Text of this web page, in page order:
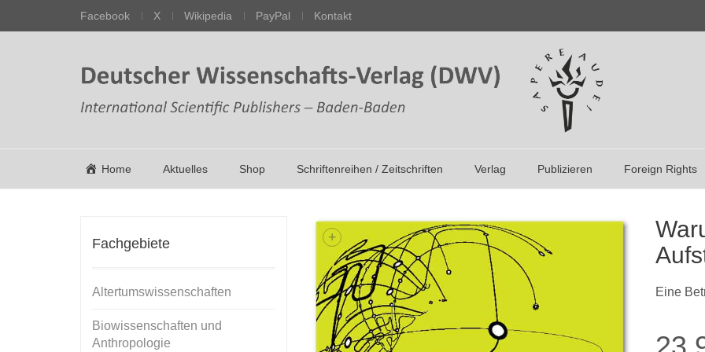
Facebook X Wikipedia PayPal Kontakt
Home Aktuelles Shop Schriftenreihen / Zeitschriften Verlag Publizieren Foreign Rights
+
Eine
Fachgebiete
Altertumswissenschaften
Biowissenschaften und
Anthropologie